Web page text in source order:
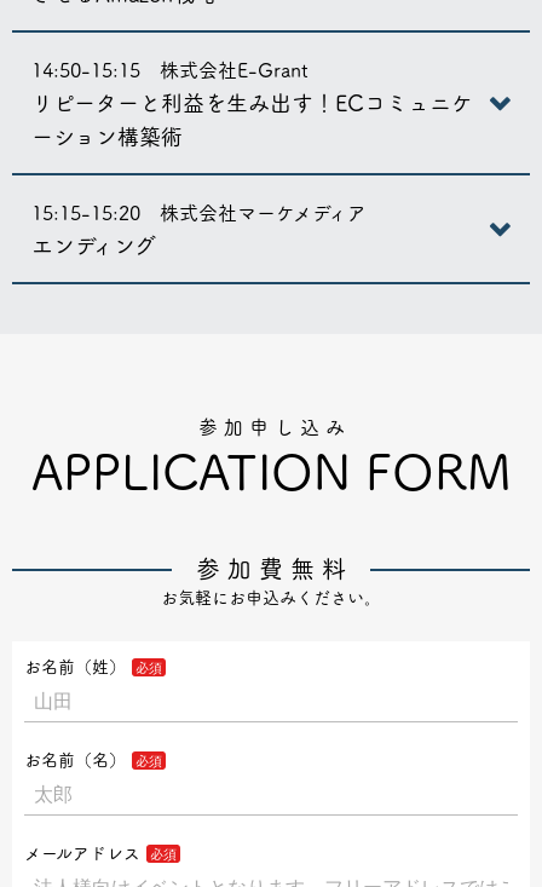
14:50-15:15 株式会社E-Grant
リピーターと利益を生み出す！ECコミュニケ
ーション構築術
15:15-15:20 株式会社マーケメディア
エンディング
参 加 申 し 込 み
APPLICATION FORM
参 加 費 無 料
お気軽にお申込みください。
お名前（姓）
お名前（名）
メールアドレス